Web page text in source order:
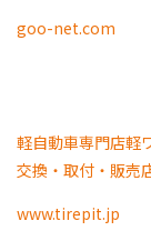
goo-net.com
軽自動車専門店軽
交換・取付・販売
www.tirepit.jp